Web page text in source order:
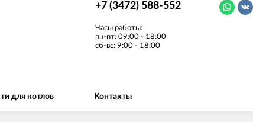
+7 (3472) 588-552
Часы работы:
пн-пт: 09:00 - 18:00
сб-вс: 9:00 - 18:00
для котлов Контакты